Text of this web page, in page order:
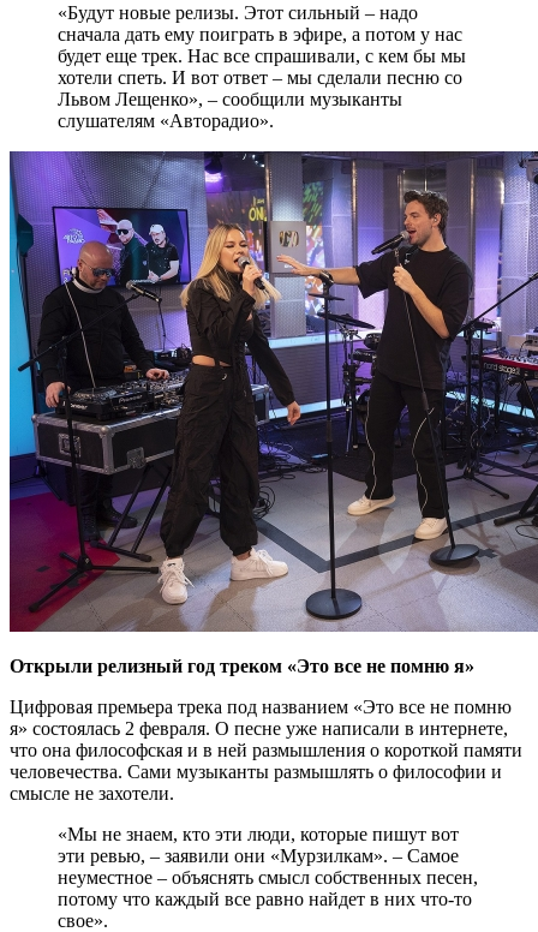
«Будут новые релизы. Этот сильный – надо
сначала дать ему поиграть в эфире, а потом у нас
будет еще трек. Нас все спрашивали, с кем бы мы
хотели спеть. И вот ответ – мы сделали песню со
Львом Лещенко», – сообщили музыканты
слушателям «Авторадио».
Открыли релизный год треком «Это все не помню я»
Цифровая премьера трека под названием «Это все не помню
я» состоялась 2 февраля. О песне уже написали в интернете,
что она философская и в ней размышления о короткой памяти
человечества. Сами музыканты размышлять о философии и
смысле не захотели.
«Мы не знаем, кто эти люди, которые пишут вот
эти ревью, – заявили они «Мурзилкам». – Самое
неуместное – объяснять смысл собственных песен,
потому что каждый все равно найдет в них что-то
свое».